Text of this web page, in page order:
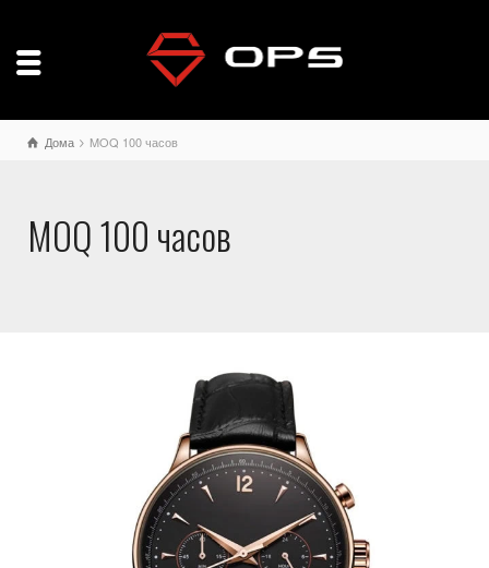
Дома MOQ 100 часов
MOQ 100 часов